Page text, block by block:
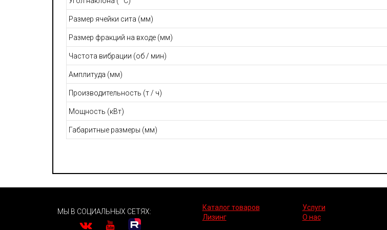
Размер ячейки сита (мм)
Размер фракций на входе (мм)
Частота вибрации (об / мин)
Амплитуда (мм)
Производительность (т / ч)
Мощность (кВт)
Габаритные размеры (мм)
МЫ В СОЦИАЛЬНЫХ СЕТЯХ: Каталог товаров Услуги
Лизинг
О нас